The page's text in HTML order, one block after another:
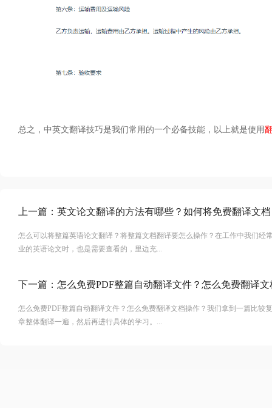
总之，中英文翻译技巧是我们常用的一个必备技能，以上就是使用
上一篇： 英文论文翻译的方法有哪些？如何将免费翻译文
怎么可以将整篇英语论文翻译？将整篇文档翻译要怎么操作？在工作中我们经
业的英语论文时，也是需要查看的，里边充...
下一篇： 怎么免费PDF整篇自动翻译文件？怎么免费翻译
怎么免费PDF整篇自动翻译文件？怎么免费翻译文档操作？我们拿到一篇比较
章整体翻译一遍，然后再进行具体的学习。...